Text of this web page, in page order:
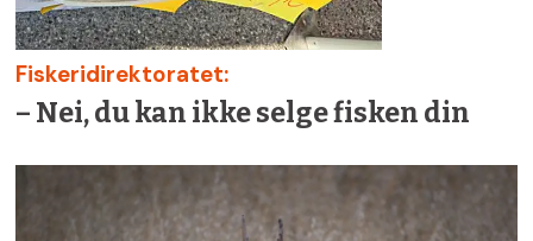
Fiskeridirektoratet:
– Nei, du kan ikke selge fisken din